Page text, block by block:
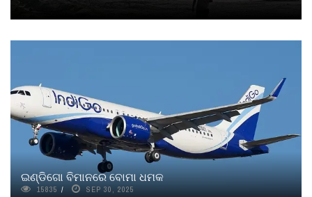
ଇଣ୍ଡିଗୋ ବିମାନରେ ବୋମା ଧମକ
15835 SEP 30, 2025